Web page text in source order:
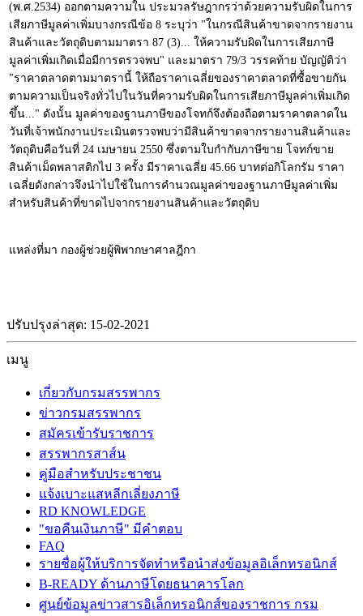
(พ.ศ.2534) ออกตามความใน ประมวลรัษฎากรว่าด้วยความรับผิดในการ
เสียภาษีมูลค่าเพิ่มบางกรณีข้อ 8 ระบุว่า "ในกรณีสินค้าขาดจากรายงาน
สินค้าและวัตถุดิบตามมาตรา 87 (3)... ให้ความรับผิดในการเสียภาษี
มูลค่าเพิ่มเกิดเมื่อมีการตรวจพบ" และมาตรา 79/3 วรรคท้าย บัญญัติว่า
"ราคาตลาดตามมาตรานี้ ให้ถือราคาเฉลี่ยของราคาตลาดที่ซื้อขายกัน
ตามความเป็นจริงทั่วไปในวันที่ความรับผิดในการเสียภาษีมูลค่าเพิ่มเกิด
ขึ้น..." ดังนั้น มูลค่าของฐานภาษีของโจทก์จึงต้องถือตามราคาตลาดใน
วันที่เจ้าพนักงานประเมินตรวจพบว่ามีสินค้าขาดจากรายงานสินค้าและ
วัตถุดิบคือวันที่ 24 เมษายน 2550 ซึ่งตามใบกำกับภาษีขาย โจทก์ขาย
สินค้าเม็ดพลาสติกไป 3 ครั้ง มีราคาเฉลี่ย 45.66 บาทต่อกิโลกรัม ราคา
เฉลี่ยดังกล่าวจึงนำไปใช้ในการคำนวณมูลค่าของฐานภาษีมูลค่าเพิ่ม
สำหรับสินค้าที่ขาดไปจากรายงานสินค้าและวัตถุดิบ
แหล่งที่มา กองผู้ช่วยผู้พิพากษาศาลฎีกา
ปรับปรุงล่าสุด: 15-02-2021
เมนู
เกี่ยวกับกรมสรรพากร
ข่าวกรมสรรพากร
สมัครเข้ารับราชการ
สรรพากรสาส์น
คู่มือสำหรับประชาชน
แจ้งเบาะแสหลีกเลี่ยงภาษี
RD KNOWLEDGE
"ขอคืนเงินภาษี" มีคำตอบ
FAQ
รายชื่อผู้ให้บริการจัดทำหรือนำส่งข้อมูลอิเล็กทรอนิกส์
B-READY ด้านภาษีโดยธนาคารโลก
ศูนย์ข้อมูลข่าวสารอิเล็กทรอนิกส์ของราชการ กรม